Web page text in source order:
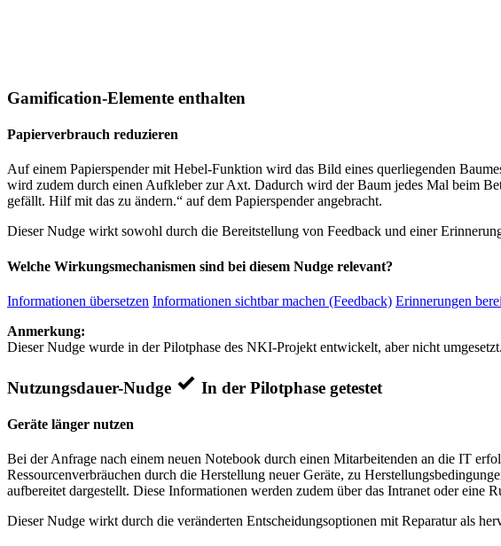
Gamification-Elemente enthalten
Papierverbrauch reduzieren
Auf einem Papierspender mit Hebel-Funktion wird das Bild eines querliegenden
wird zudem durch einen Aufkleber zur Axt. Dadurch wird der Baum jedes Mal beim
gefällt. Hilf mit das zu ändern.“ auf dem Papierspender angebracht.
Dieser Nudge wirkt sowohl durch die Bereitstellung von Feedback und einer
Welche Wirkungsmechanismen sind bei diesem Nudge relevant?
Informationen übersetzen Informationen sichtbar machen (Feedback) Erinnerungen
Anmerkung:
Dieser Nudge wurde in der Pilotphase des NKI-Projekt entwickelt, aber nicht umgesetzt.
Nutzungsdauer-Nudge In der Pilotphase getestet
Geräte länger nutzen
Bei der Anfrage nach einem neuen Notebook durch einen Mitarbeitenden an die IT
Ressourcenverbräuchen durch die Herstellung neuer Geräte, zu
aufbereitet dargestellt. Diese Informationen werden zudem über das Intranet oder eine
Dieser Nudge wirkt durch die veränderten Entscheidungsoptionen mit Reparatur als